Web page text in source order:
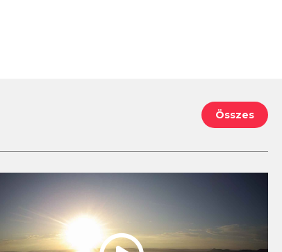
Összes